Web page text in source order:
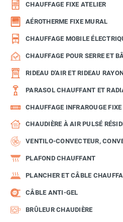
CHAUFFAGE FIXE ATELIER
AÉROTHERME FIXE MURAL
CHAUFFAGE MOBILE
CHAUFFAGE POUR SERRE ET
RIDEAU D'AIR ET RIDEAU
PARASOL CHAUFFANT ET
CHAUFFAGE INFRAROUGE
CHAUDIÈRE À AIR PULSÉ
VENTILO-CONVECTEUR,
PLAFOND CHAUFFANT
PLANCHER ET CÂBLE
CÂBLE ANTI-GEL
BRÛLEUR CHAUDIÈRE